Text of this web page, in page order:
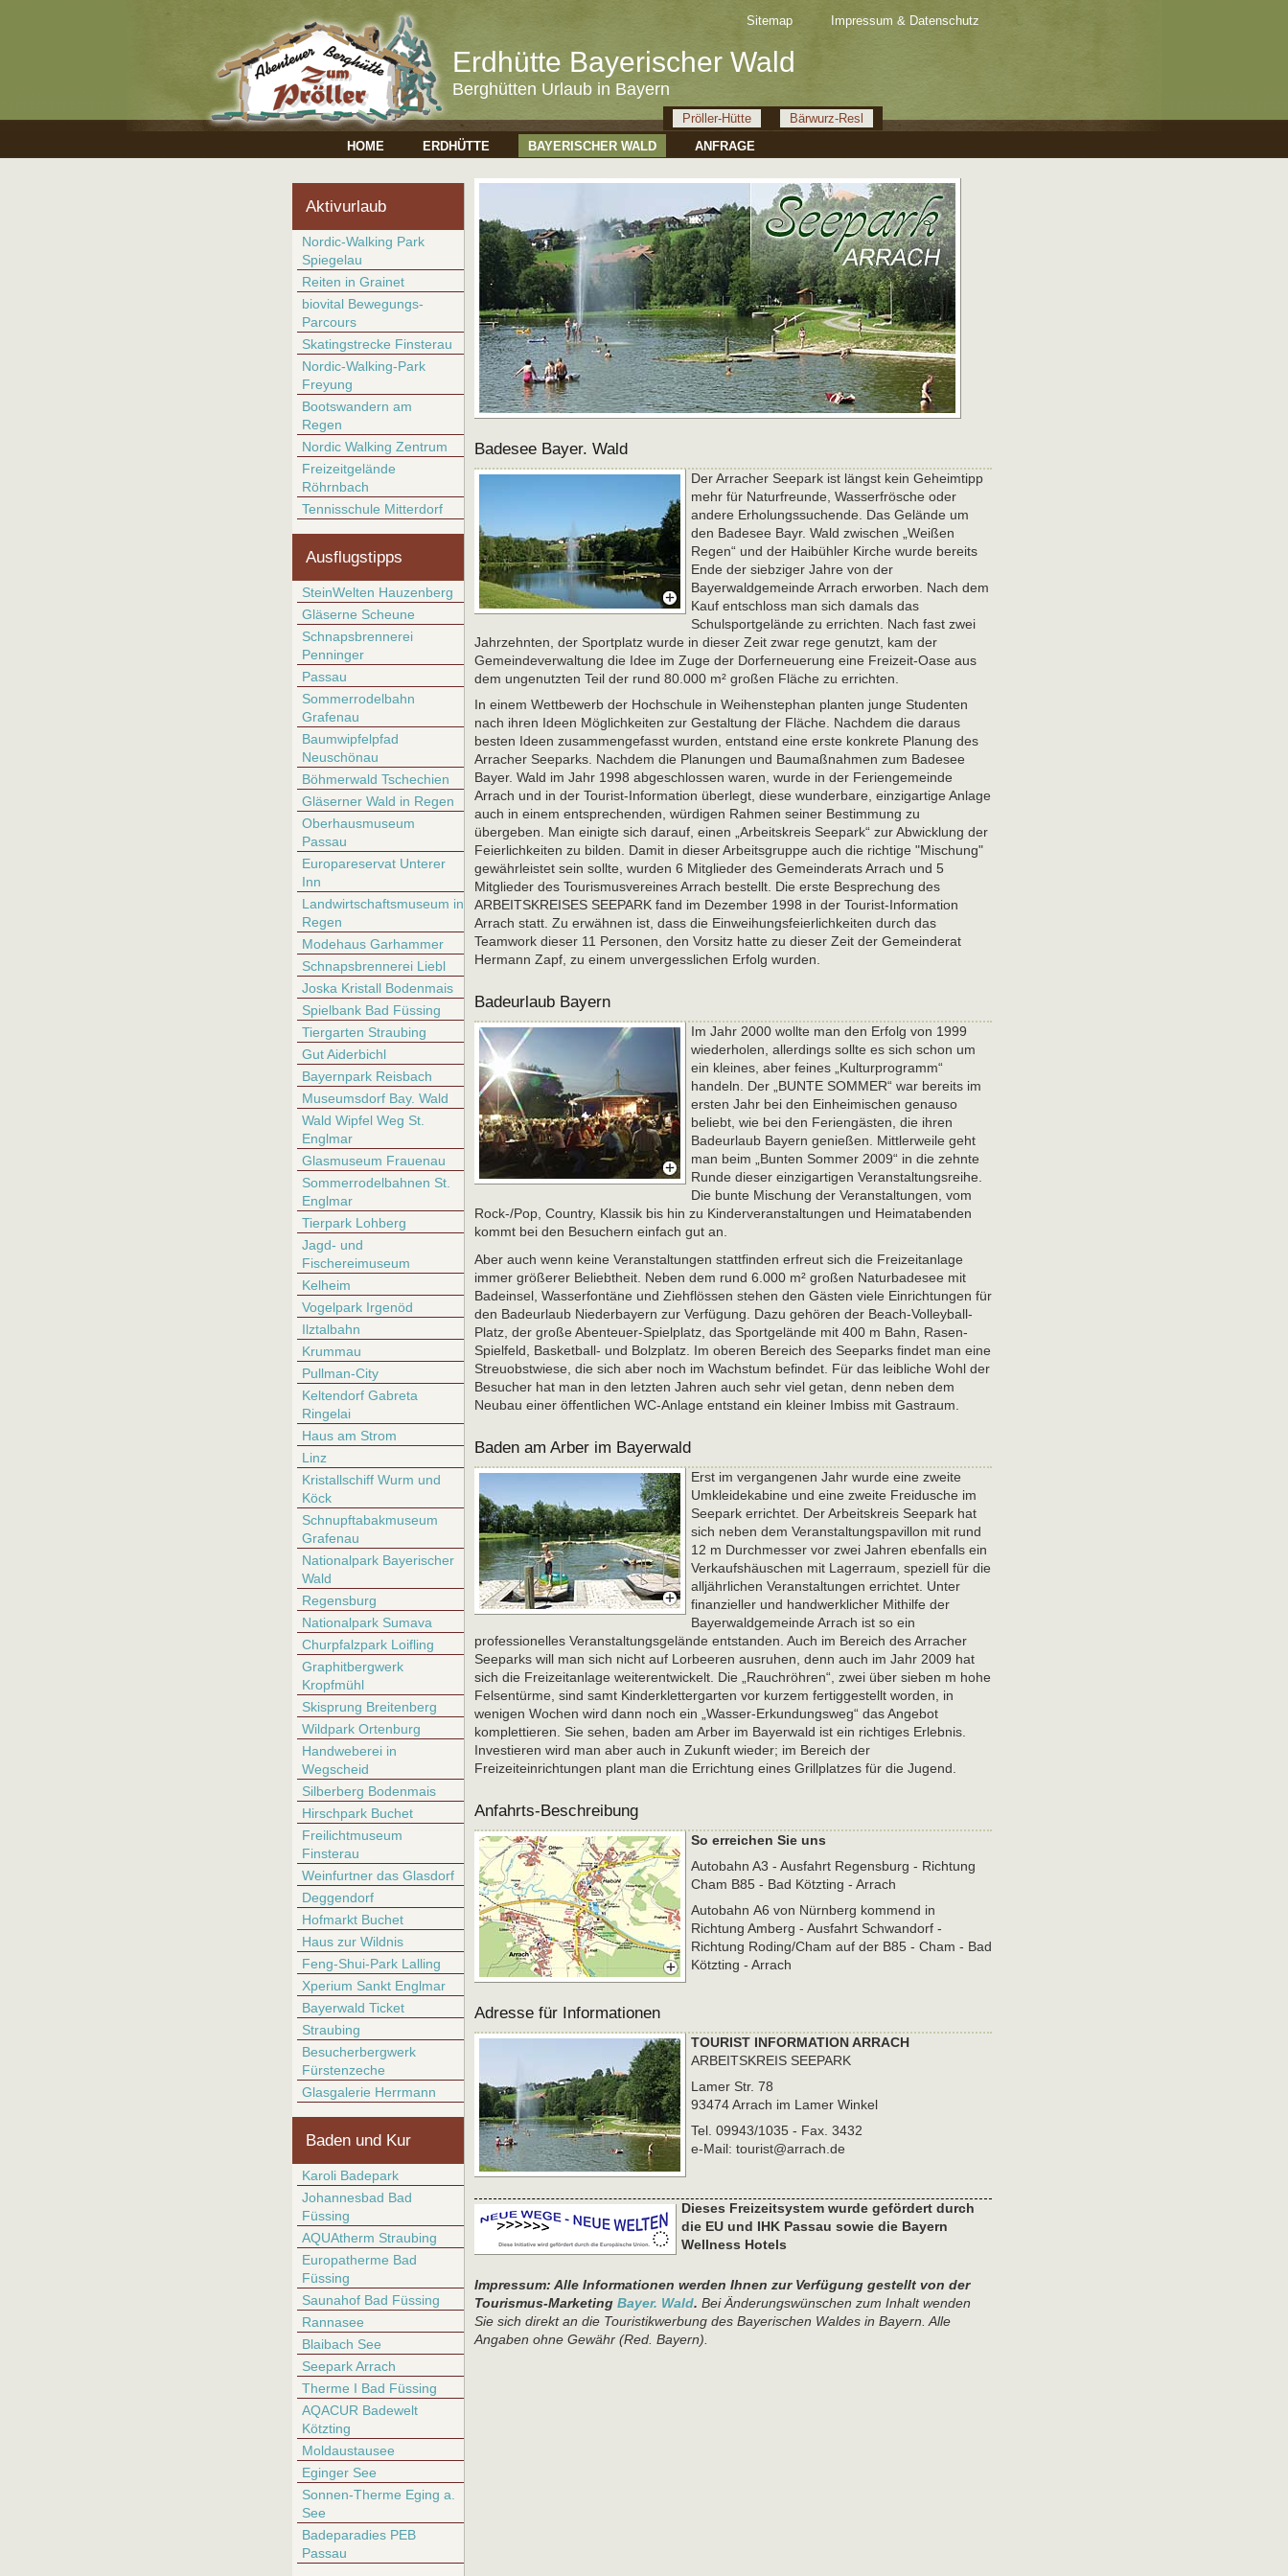
Erdhütte Bayerischer Wald
Berghütten Urlaub in Bayern
Sitemap Impressum & Datenschutz
Pröller-Hütte
Bärwurz-Resl
HOME
ERDHÜTTE BAYERISCHER WALD ANFRAGE
Aktivurlaub
Nordic-Walking Park
Spiegelau
Reiten in Grainet
biovital Bewegungs-
Parcours
Skatingstrecke Finsterau
Nordic-Walking-Park
Freyung
Bootswandern am
Regen
Nordic Walking Zentrum
Freizeitgelände
Röhrnbach
Tennisschule Mitterdorf
Ausflugstipps
SteinWelten Hauzenberg
Gläserne Scheune
Schnapsbrennerei
Penninger
Passau
Sommerrodelbahn
Grafenau
Baumwipfelpfad
Neuschönau
Böhmerwald Tschechien
Gläserner Wald in Regen
Oberhausmuseum
Passau
Europareservat Unterer
Inn
Landwirtschaftsmuseum in
Regen
Modehaus Garhammer
Schnapsbrennerei Liebl
Joska Kristall Bodenmais
Spielbank Bad Füssing
Tiergarten Straubing
Gut Aiderbichl
Bayernpark Reisbach
Museumsdorf Bay. Wald
Wald Wipfel Weg St.
Englmar
Glasmuseum Frauenau
Sommerrodelbahnen St.
Englmar
Tierpark Lohberg
Jagd- und
Fischereimuseum
Kelheim
Vogelpark Irgenöd
Ilztalbahn
Krummau
Pullman-City
Keltendorf Gabreta
Ringelai
Haus am Strom
Linz
Kristallschiff Wurm und
Köck
Schnupftabakmuseum
Grafenau
Nationalpark Bayerischer
Wald
Regensburg
Nationalpark Sumava
Churpfalzpark Loifling
Graphitbergwerk
Kropfmühl
Skisprung Breitenberg
Wildpark Ortenburg
Handweberei in
Wegscheid
Silberberg Bodenmais
Hirschpark Buchet
Freilichtmuseum
Finsterau
Weinfurtner das Glasdorf
Deggendorf
Hofmarkt Buchet
Haus zur Wildnis
Feng-Shui-Park Lalling
Xperium Sankt Englmar
Bayerwald Ticket
Straubing
Besucherbergwerk
Fürstenzeche
Glasgalerie Herrmann
Baden und Kur
Karoli Badepark
Johannesbad Bad
Füssing
AQUAtherm Straubing
Europatherme Bad
Füssing
Saunahof Bad Füssing
Rannasee
Blaibach See
Seepark Arrach
Therme I Bad Füssing
AQACUR Badewelt
Kötzting
Moldaustausee
Eginger See
Sonnen-Therme Eging a.
See
Badeparadies PEB
Passau
Badesee Bayer. Wald
Der Arracher Seepark ist längst kein Geheimtipp
mehr für Naturfreunde, Wasserfrösche oder
andere Erholungssuchende. Das Gelände um
den Badesee Bayr. Wald zwischen „Weißen
Regen“ und der Haibühler Kirche wurde bereits
Ende der siebziger Jahre von der
Bayerwaldgemeinde Arrach erworben. Nach dem
Kauf entschloss man sich damals das
Schulsportgelände zu errichten. Nach fast zwei
Jahrzehnten, der Sportplatz wurde in dieser Zeit zwar rege genutzt, kam der
Gemeindeverwaltung die Idee im Zuge der Dorferneuerung eine Freizeit-Oase aus
dem ungenutzten Teil der rund 80.000 m² großen Fläche zu errichten.
In einem Wettbewerb der Hochschule in Weihenstephan planten junge Studenten
nach ihren Ideen Möglichkeiten zur Gestaltung der Fläche. Nachdem die daraus
besten Ideen zusammengefasst wurden, entstand eine erste konkrete Planung des
Arracher Seeparks. Nachdem die Planungen und Baumaßnahmen zum Badesee
Bayer. Wald im Jahr 1998 abgeschlossen waren, wurde in der Feriengemeinde
Arrach und in der Tourist-Information überlegt, diese wunderbare, einzigartige Anlage
auch in einem entsprechenden, würdigen Rahmen seiner Bestimmung zu
übergeben. Man einigte sich darauf, einen „Arbeitskreis Seepark“ zur Abwicklung der
Feierlichkeiten zu bilden. Damit in dieser Arbeitsgruppe auch die richtige "Mischung"
gewährleistet sein sollte, wurden 6 Mitglieder des Gemeinderats Arrach und 5
Mitglieder des Tourismusvereines Arrach bestellt. Die erste Besprechung des
ARBEITSKREISES SEEPARK fand im Dezember 1998 in der Tourist-Information
Arrach statt. Zu erwähnen ist, dass die Einweihungsfeierlichkeiten durch das
Teamwork dieser 11 Personen, den Vorsitz hatte zu dieser Zeit der Gemeinderat
Hermann Zapf, zu einem unvergesslichen Erfolg wurden.
Badeurlaub Bayern
Im Jahr 2000 wollte man den Erfolg von 1999
wiederholen, allerdings sollte es sich schon um
ein kleines, aber feines „Kulturprogramm“
handeln. Der „BUNTE SOMMER“ war bereits im
ersten Jahr bei den Einheimischen genauso
beliebt, wie bei den Feriengästen, die ihren
Badeurlaub Bayern genießen. Mittlerweile geht
man beim „Bunten Sommer 2009“ in die zehnte
Runde dieser einzigartigen Veranstaltungsreihe.
Die bunte Mischung der Veranstaltungen, vom
Rock-/Pop, Country, Klassik bis hin zu Kinderveranstaltungen und Heimatabenden
kommt bei den Besuchern einfach gut an.
Aber auch wenn keine Veranstaltungen stattfinden erfreut sich die Freizeitanlage
immer größerer Beliebtheit. Neben dem rund 6.000 m² großen Naturbadesee mit
Badeinsel, Wasserfontäne und Ziehflössen stehen den Gästen viele Einrichtungen für
den Badeurlaub Niederbayern zur Verfügung. Dazu gehören der Beach-Volleyball-
Platz, der große Abenteuer-Spielplatz, das Sportgelände mit 400 m Bahn, Rasen-
Spielfeld, Basketball- und Bolzplatz. Im oberen Bereich des Seeparks findet man eine
Streuobstwiese, die sich aber noch im Wachstum befindet. Für das leibliche Wohl der
Besucher hat man in den letzten Jahren auch sehr viel getan, denn neben dem
Neubau einer öffentlichen WC-Anlage entstand ein kleiner Imbiss mit Gastraum.
Baden am Arber im Bayerwald
Erst im vergangenen Jahr wurde eine zweite
Umkleidekabine und eine zweite Freidusche im
Seepark errichtet. Der Arbeitskreis Seepark hat
sich neben dem Veranstaltungspavillon mit rund
12 m Durchmesser vor zwei Jahren ebenfalls ein
Verkaufshäuschen mit Lagerraum, speziell für die
alljährlichen Veranstaltungen errichtet. Unter
finanzieller und handwerklicher Mithilfe der
Bayerwaldgemeinde Arrach ist so ein
professionelles Veranstaltungsgelände entstanden. Auch im Bereich des Arracher
Seeparks will man sich nicht auf Lorbeeren ausruhen, denn auch im Jahr 2009 hat
sich die Freizeitanlage weiterentwickelt. Die „Rauchröhren“, zwei über sieben m hohe
Felsentürme, sind samt Kinderklettergarten vor kurzem fertiggestellt worden, in
wenigen Wochen wird dann noch ein „Wasser-Erkundungsweg“ das Angebot
komplettieren. Sie sehen, baden am Arber im Bayerwald ist ein richtiges Erlebnis.
Investieren wird man aber auch in Zukunft wieder; im Bereich der
Freizeiteinrichtungen plant man die Errichtung eines Grillplatzes für die Jugend.
Anfahrts-Beschreibung
So erreichen Sie uns
Autobahn A3 - Ausfahrt Regensburg - Richtung
Cham B85 - Bad Kötzting - Arrach
Autobahn A6 von Nürnberg kommend in
Richtung Amberg - Ausfahrt Schwandorf -
Richtung Roding/Cham auf der B85 - Cham - Bad
Kötzting - Arrach
Adresse für Informationen
TOURIST INFORMATION ARRACH
ARBEITSKREIS SEEPARK
Lamer Str. 78
93474 Arrach im Lamer Winkel
Tel. 09943/1035 - Fax. 3432
e-Mail: tourist@arrach.de
Dieses Freizeitsystem wurde gefördert durch
die EU und IHK Passau sowie die Bayern
Wellness Hotels
Impressum: Alle Informationen werden Ihnen zur Verfügung gestellt von der
Tourismus-Marketing Bayer. Wald. Bei Änderungswünschen zum Inhalt wenden
Sie sich direkt an die Touristikwerbung des Bayerischen Waldes in Bayern. Alle
Angaben ohne Gewähr (Red. Bayern).